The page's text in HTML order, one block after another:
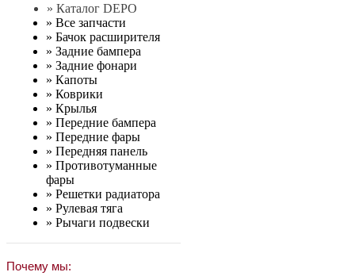
» Каталог DEPO
» Все запчасти
» Бачок расширителя
» Задние бампера
» Задние фонари
» Капоты
» Коврики
» Крылья
» Передние бампера
» Передние фары
» Передняя панель
» Противотуманные
фары
» Решетки радиатора
» Рулевая тяга
» Рычаги подвески
Почему мы: